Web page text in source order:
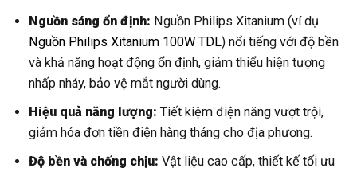
Nguồn sáng ổn định: Nguồn Philips Xitanium (ví dụ
Nguồn Philips Xitanium 100W TDL) nổi tiếng với độ bền
và khả năng hoạt động ổn định, giảm thiểu hiện tượng
nhấp nháy, bảo vệ mắt người dùng.
Hiệu quả năng lượng: Tiết kiệm điện năng vượt trội,
giảm hóa đơn tiền điện hàng tháng cho địa phương.
Độ bền và chống chịu: Vật liệu cao cấp, thiết kế tối ưu